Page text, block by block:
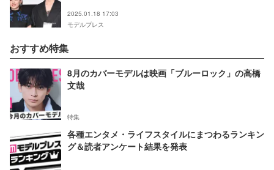
2025.01.18 17:03
モデルプレス
おすすめ特集
8月のカバーモデルは映画「ブルーロック」の高橋
文哉
特集
各種エンタメ・ライフスタイルにまつわるランキン
グ＆読者アンケート結果を発表